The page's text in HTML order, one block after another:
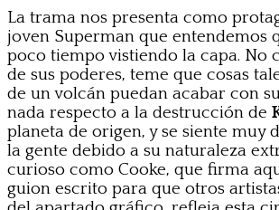
La trama nos presenta como
joven Superman que entendemos
poco tiempo vistiendo la capa. No
de sus poderes, teme que cosas
de un volcán puedan acabar con
nada respecto a la destrucción de
planeta de origen, y se siente muy
la gente debido a su naturaleza
curioso como Cooke, que firma
guion escrito para que otros